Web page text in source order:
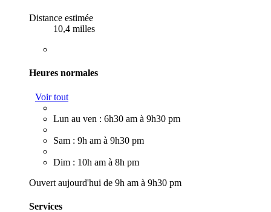
Distance estimée
10,4 milles
Heures normales
Voir tout
Lun au ven : 6h30 am à 9h30 pm
Sam : 9h am à 9h30 pm
Dim : 10h am à 8h pm
Ouvert aujourd'hui de 9h am à 9h30 pm
Services